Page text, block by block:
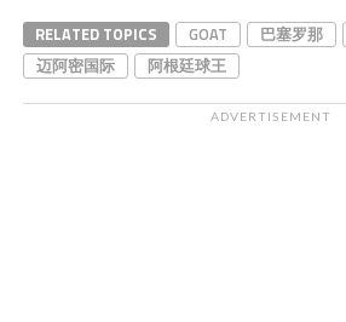
RELATED TOPICS GOAT 巴塞罗那
迈阿密国际
阿根廷球王
ADVERTISEMENT